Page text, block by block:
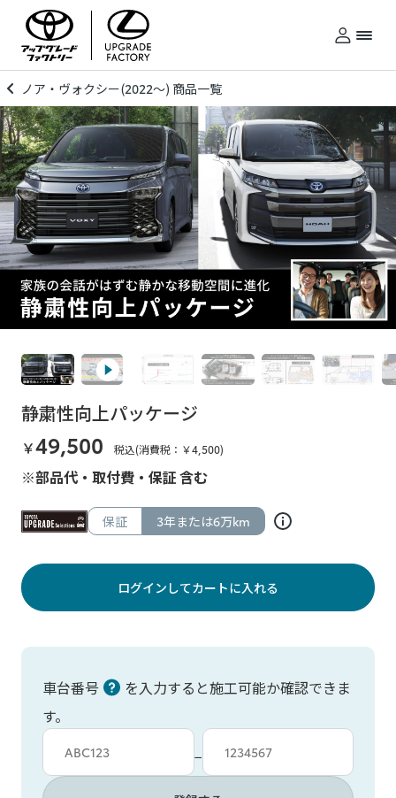
ノア・ヴォクシー(2022～) 商品一覧
静粛性向上パッケージ
￥49,500 税込(消費税：￥4,500)
※部品代・取付費・保証 含む
保証 3年または6万km
ログインしてカートに入れる
車台番号
を入力すると施工可能か確認できま
す。
車台カタシキ入力
−
車台番号入力